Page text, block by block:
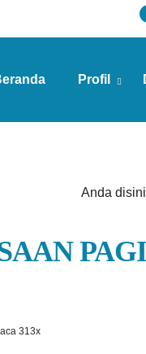
Profil
Anda
313x